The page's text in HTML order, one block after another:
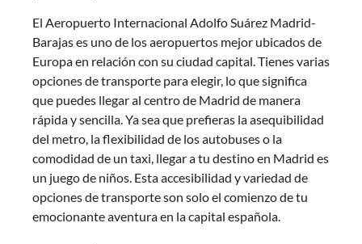
El Aeropuerto Internacional Adolfo Suárez Madrid-
Barajas es uno de los aeropuertos mejor ubicados de
Europa en relación con su ciudad capital. Tienes varias
opciones de transporte para elegir, lo que significa
que puedes llegar al centro de Madrid de manera
rápida y sencilla. Ya sea que prefieras la asequibilidad
del metro, la flexibilidad de los autobuses o la
comodidad de un taxi, llegar a tu destino en Madrid es
un juego de niños. Esta accesibilidad y variedad de
opciones de transporte son solo el comienzo de tu
emocionante aventura en la capital española.